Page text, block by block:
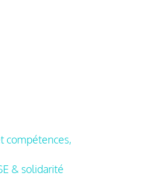
compétences,
& solidarité